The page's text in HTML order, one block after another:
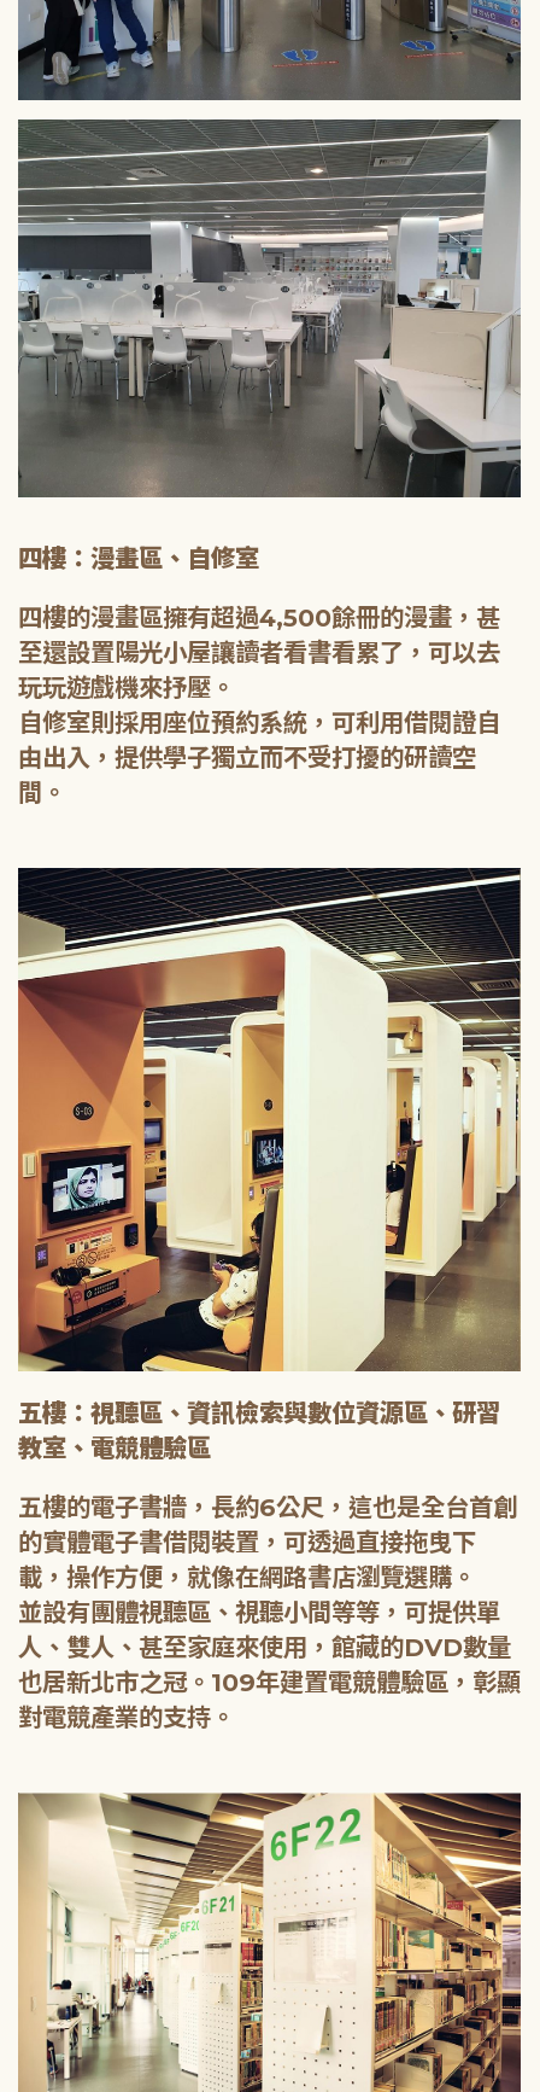
四樓：漫畫區、自修室
四樓的漫畫區擁有超過4,500餘冊的漫畫，甚
至還設置陽光小屋讓讀者看書看累了，可以去
玩玩遊戲機來抒壓。
自修室則採用座位預約系統，可利用借閱證自
由出入，提供學子獨立而不受打擾的研讀空
間。
五樓：視聽區、資訊檢索與數位資源區、研習
教室、電競體驗區
五樓的電子書牆，長約6公尺，這也是全台首創
的實體電子書借閱裝置，可透過直接拖曳下
載，操作方便，就像在網路書店瀏覽選購。
並設有團體視聽區、視聽小間等等，可提供單
人、雙人、甚至家庭來使用，館藏的DVD數量
也居新北市之冠。109年建置電競體驗區，彰顯
對電競產業的支持。